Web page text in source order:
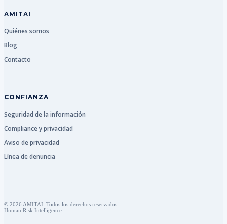
AMITAI
Quiénes somos
Blog
Contacto
CONFIANZA
Seguridad de la información
Compliance y privacidad
Aviso de privacidad
Línea de denuncia
© 2026 AMITAI. Todos los derechos reservados.
Human Risk Intelligence